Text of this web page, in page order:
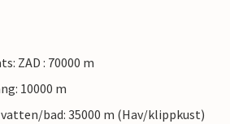
ZAD : 70000 m
10000 m
bad: 35000 m (Hav/klippkust)